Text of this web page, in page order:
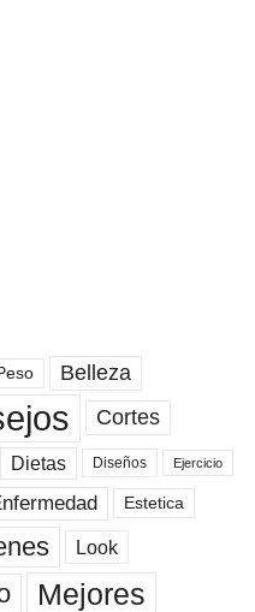
Belleza
Cortes
Dietas Diseños Ejercicio
Estetica
Look
Mejores